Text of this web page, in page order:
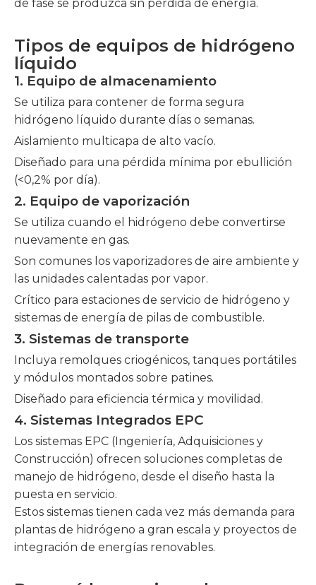
de fase se produzca sin pérdida de energía.
Tipos de equipos de hidrógeno
líquido
1. Equipo de almacenamiento
Se utiliza para contener de forma segura
hidrógeno líquido durante días o semanas.
Aislamiento multicapa de alto vacío.
Diseñado para una pérdida mínima por ebullición
(<0,2% por día).
2. Equipo de vaporización
Se utiliza cuando el hidrógeno debe convertirse
nuevamente en gas.
Son comunes los vaporizadores de aire ambiente y
las unidades calentadas por vapor.
Crítico para estaciones de servicio de hidrógeno y
sistemas de energía de pilas de combustible.
3. Sistemas de transporte
Incluya remolques criogénicos, tanques portátiles
y módulos montados sobre patines.
Diseñado para eficiencia térmica y movilidad.
4. Sistemas Integrados EPC
Los sistemas EPC (Ingeniería, Adquisiciones y
Construcción) ofrecen soluciones completas de
manejo de hidrógeno, desde el diseño hasta la
puesta en servicio.
Estos sistemas tienen cada vez más demanda para
plantas de hidrógeno a gran escala y proyectos de
integración de energías renovables.